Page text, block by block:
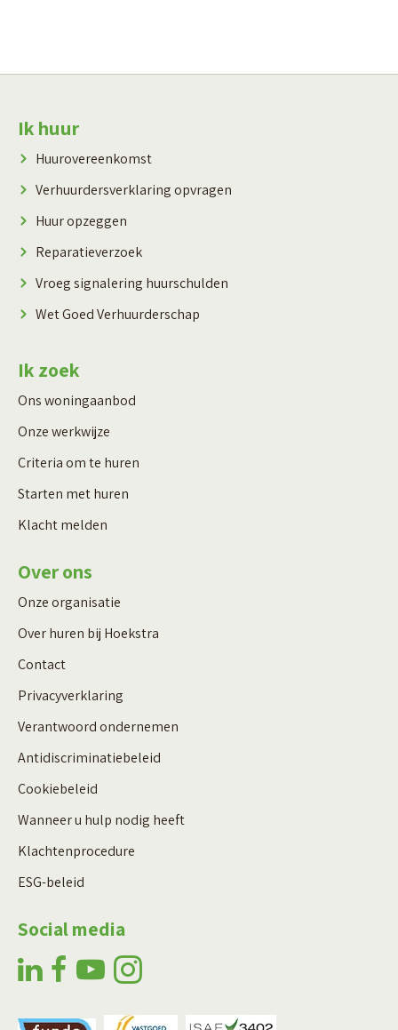
Contactinformatie
Ik huur
Huurovereenkomst
Verhuurdersverklaring opvragen
Huur opzeggen
Reparatieverzoek
Vroeg signalering huurschulden
Wet Goed Verhuurderschap
Ik zoek
Ons woningaanbod
Onze werkwijze
Criteria om te huren
Starten met huren
Klacht melden
Over ons
Onze organisatie
Over huren bij Hoekstra
Contact
Privacyverklaring
Verantwoord ondernemen
Antidiscriminatiebeleid
Cookiebeleid
Wanneer u hulp nodig heeft
Klachtenprocedure
ESG-beleid
Social media